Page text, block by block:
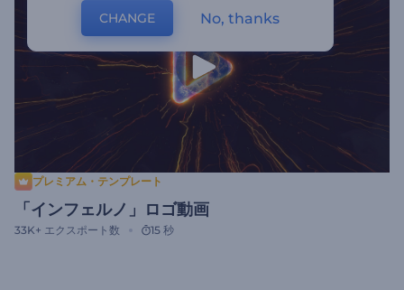
プレミアム・テンプレート
「インフェルノ」ロゴ動画
33K+ エクスポート数 15 秒
CHANGE No, thanks